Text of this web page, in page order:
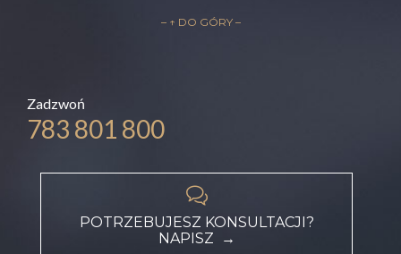
– ↑ DO GÓRY –
Zadzwoń
783 801 800

POTRZEBUJESZ KONSULTACJI?
NAPISZ →